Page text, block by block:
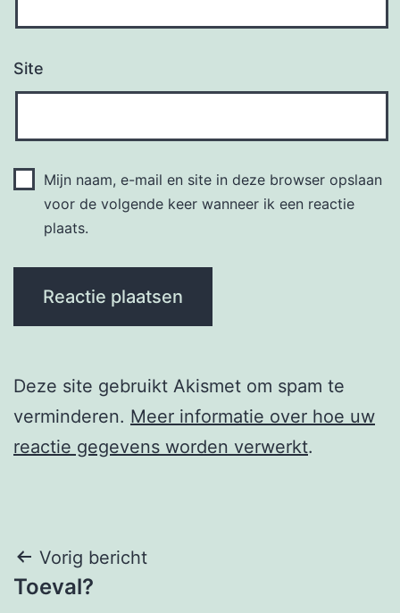
Site
Mijn naam, e-mail en site in deze browser opslaan
voor de volgende keer wanneer ik een reactie
plaats.
Deze site gebruikt Akismet om spam te
verminderen. Meer informatie over hoe uw
reactie gegevens worden verwerkt.
Berichtnavigatie
Vorig bericht
Toeval?